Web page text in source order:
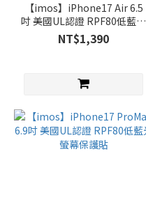
【imos】iPhone17 Air 6.5
吋 美國UL認證 RPF80低藍光
螢幕保護貼
NT$1,390